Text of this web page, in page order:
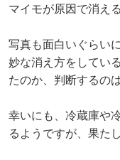
マイモが原因で消え
写真も面白いぐらい
妙な消え方をしてい
たのか、判断するの
幸いにも、冷蔵庫や
るようですが、果た